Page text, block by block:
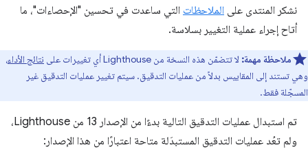
نشكر المنتدى على الملاحظات التي ساعدت في تحسين "الإحصاءات"، ما
أتاح إجراء عملية التغيير بسلاسة.
ملاحظة مهمة: لا تتضمّن هذه النسخة من Lighthouse أي تغييرات على نتائج الأداء،
وهي تستند إلى المقاييس بدلاً من عمليات التدقيق. سيتم تغيير عمليات التدقيق غير
المسجّلة فقط.
تم استبدال عمليات التدقيق التالية بدءًا من الإصدار 13 من Lighthouse،
ولم تعُد عمليات التدقيق المستبدَلة متاحة اعتبارًا من هذا الإصدار: